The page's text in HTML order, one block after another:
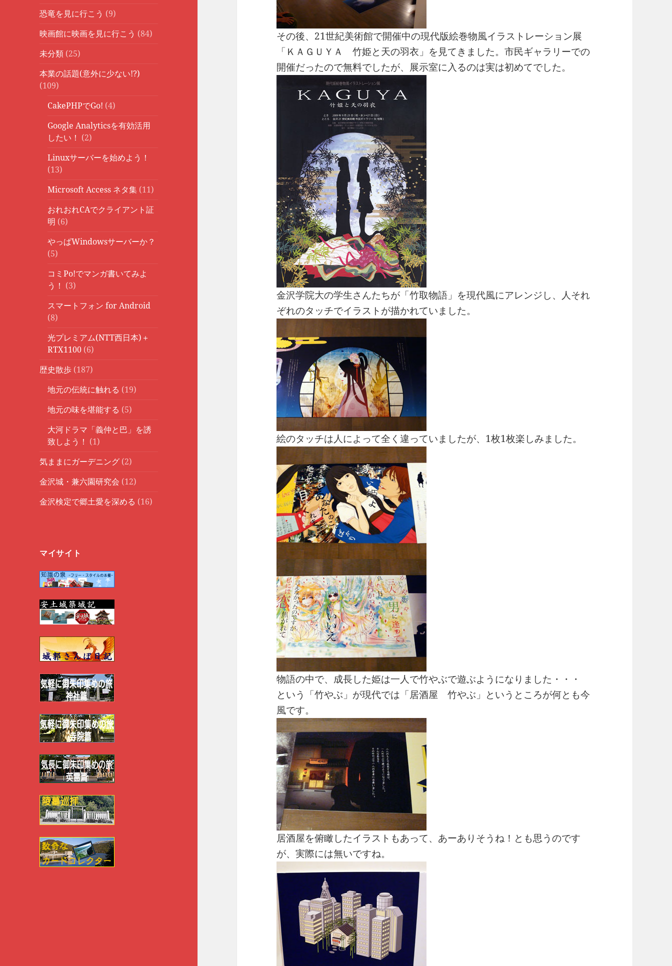
恐竜を見に行こう (9)
映画館に映画を見に行こう (84)
未分類 (25)
本業の話題(意外に少ない!?)
(109)
CakePHPでGo! (4)
Google Analyticsを有効活用
したい！ (2)
Linuxサーバーを始めよう！
(13)
Microsoft Access ネタ集 (11)
おれおれCAでクライアント証
明 (6)
やっぱWindowsサーバーか？
(5)
コミPo!でマンガ書いてみよ
う！ (3)
スマートフォン for Android
(8)
光プレミアム(NTT西日本)＋
RTX1100 (6)
歴史散歩 (187)
地元の伝統に触れる (19)
地元の味を堪能する (5)
大河ドラマ「義仲と巴」を誘
致しよう！ (1)
気ままにガーデニング (2)
金沢城・兼六園研究会 (12)
金沢検定で郷土愛を深める (16)
マイサイト
その後、21世紀美術館で開催中の現代版絵巻物風イラストレーション展
「ＫＡＧＵＹＡ 竹姫と天の羽衣」を見てきました。市民ギャラリーでの
開催だったので無料でしたが、展示室に入るのは実は初めてでした。
金沢学院大の学生さんたちが「竹取物語」を現代風にアレンジし、人それ
ぞれのタッチでイラストが描かれていました。
絵のタッチは人によって全く違っていましたが、1枚1枚楽しみました。
物語の中で、成長した姫は一人で竹やぶで遊ぶようになりました・・・
という「竹やぶ」が現代では「居酒屋 竹やぶ」というところが何とも今
風です。
居酒屋を俯瞰したイラストもあって、あーありそうね！とも思うのです
が、実際には無いですね。